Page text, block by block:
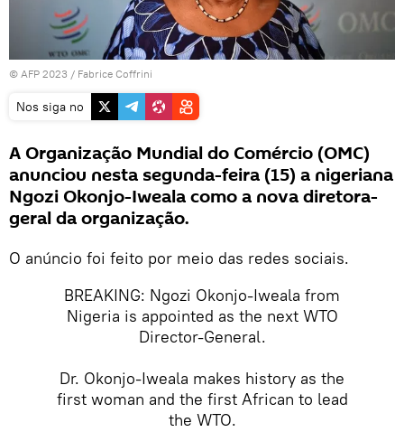
© AFP 2023 / Fabrice Coffrini
Nos siga no
A Organização Mundial do Comércio (OMC)
anunciou nesta segunda-feira (15) a nigeriana
Ngozi Okonjo-Iweala como a nova diretora-
geral da organização.
O anúncio foi feito por meio das redes sociais.
BREAKING: Ngozi Okonjo-Iweala from
Nigeria is appointed as the next WTO
Director-General.
Dr. Okonjo-Iweala makes history as the
first woman and the first African to lead
the WTO.